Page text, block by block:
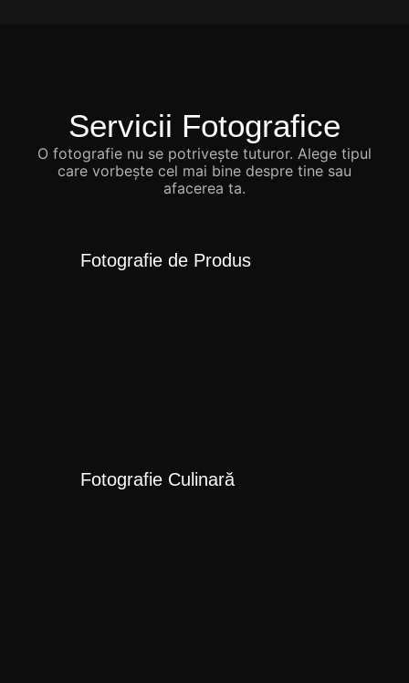
Servicii Fotografice
O fotografie nu se potrivește tuturor. Alege tipul
care vorbește cel mai bine despre tine sau
afacerea ta.
Fotografie de Produs
Fotografie Culinară